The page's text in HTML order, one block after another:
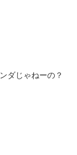
ダじゃねーの？